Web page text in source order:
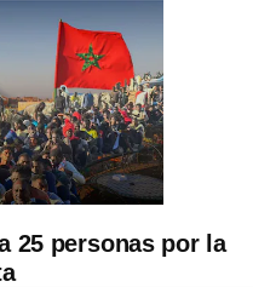
25 personas por la